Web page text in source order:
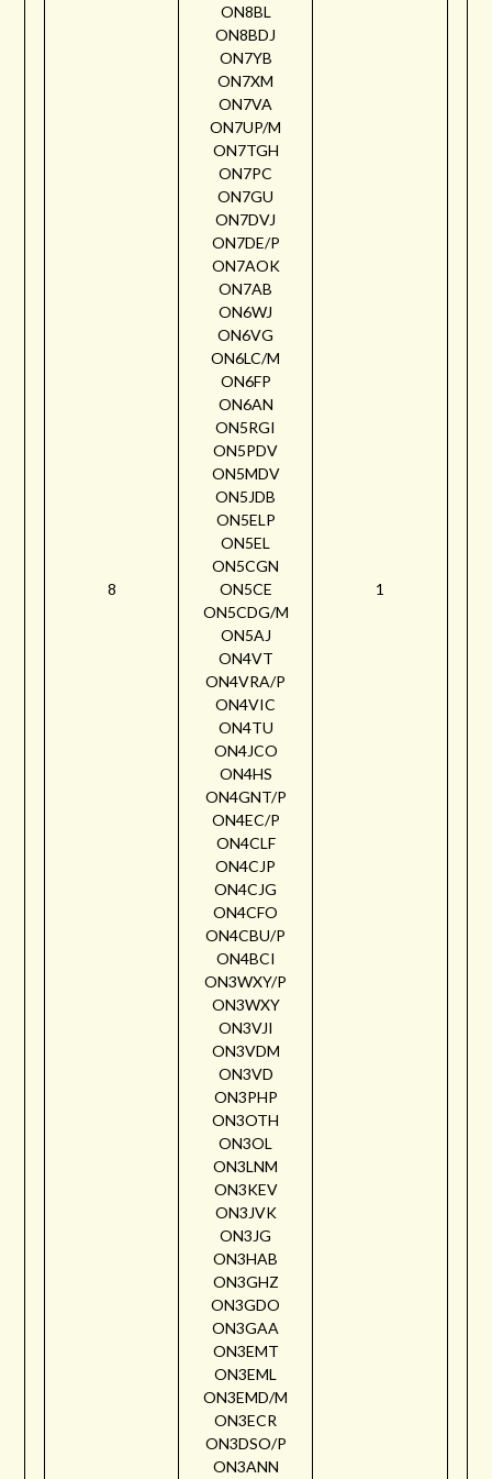
8
ON8BL
ON8BDJ
ON7YB
ON7XM
ON7VA
ON7UP/M
ON7TGH
ON7PC
ON7GU
ON7DVJ
ON7DE/P
ON7AOK
ON7AB
ON6WJ
ON6VG
ON6LC/M
ON6FP
ON6AN
ON5RGI
ON5PDV
ON5MDV
ON5JDB
ON5ELP
ON5EL
ON5CGN
ON5CE
ON5CDG/M
ON5AJ
ON4VT
ON4VRA/P
ON4VIC
ON4TU
ON4JCO
ON4HS
ON4GNT/P
ON4EC/P
ON4CLF
ON4CJP
ON4CJG
ON4CFO
ON4CBU/P
ON4BCI
ON3WXY/P
ON3WXY
ON3VJI
ON3VDM
ON3VD
ON3PHP
ON3OTH
ON3OL
ON3LNM
ON3KEV
ON3JVK
ON3JG
ON3HAB
ON3GHZ
ON3GDO
ON3GAA
ON3EMT
ON3EML
ON3EMD/M
ON3ECR
ON3DSO/P
ON3ANN
1